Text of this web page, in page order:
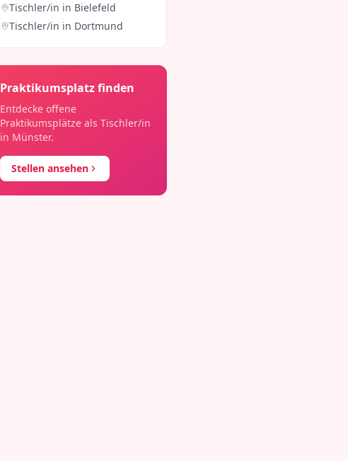
Tischler/in in Bielefeld
Tischler/in in Dortmund
Praktikumsplatz finden
Entdecke offene
Praktikumsplätze als Tischler/in
in Münster.
Stellen ansehen